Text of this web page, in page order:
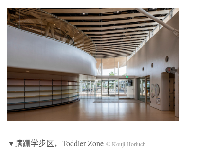
▼蹒跚学步区，Toddler Zone © Kouji Horiuch